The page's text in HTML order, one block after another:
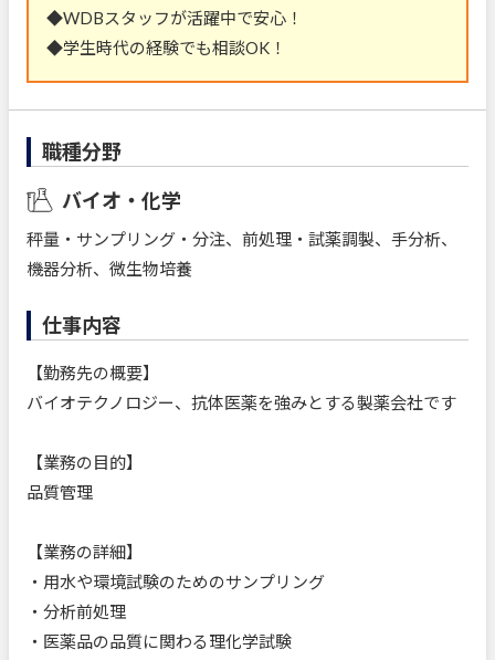
◆WDBスタッフが活躍中で安心！
◆学生時代の経験でも相談OK！
職種分野
バイオ・化学
秤量・サンプリング・分注、前処理・試薬調製、手分析、
機器分析、微生物培養
仕事内容
【勤務先の概要】
バイオテクノロジー、抗体医薬を強みとする製薬会社です
【業務の目的】
品質管理
【業務の詳細】
・用水や環境試験のためのサンプリング
・分析前処理
・医薬品の品質に関わる理化学試験